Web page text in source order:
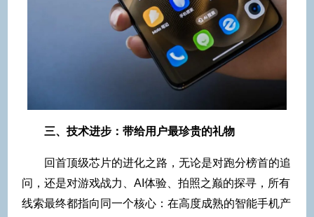
三、技术进步：带给用户最珍贵的礼物
回首顶级芯片的进化之路，无论是对跑分榜首的追
问，还是对游戏战力、AI体验、拍照之巅的探寻，所有
线索最终都指向同一个核心：在高度成熟的智能手机产